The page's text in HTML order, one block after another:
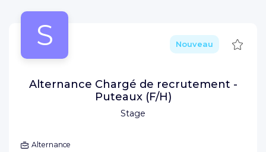
S
Stage
Nouveau
Alternance Chargé de recrutement -
Puteaux (F/H)
Alternance